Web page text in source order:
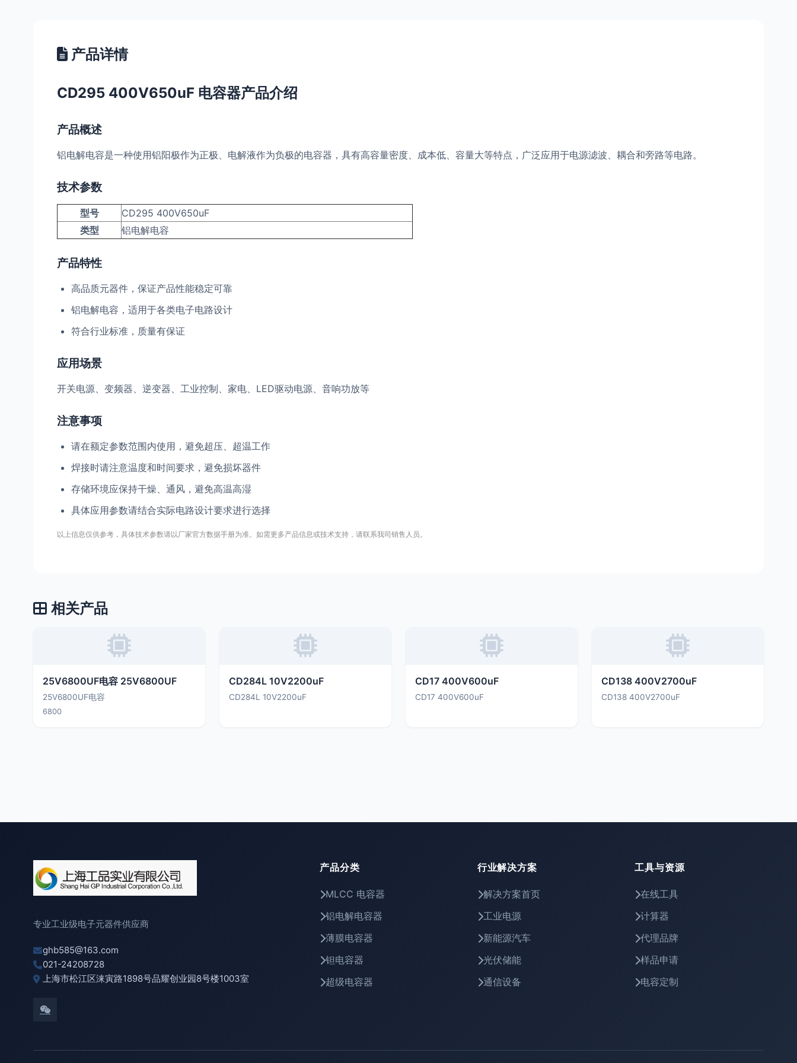
产品详情
CD295 400V650uF 电容器产品介绍
产品概述
铝电解电容是一种使用铝阳极作为正极、电解液作为负极的电容器，具有高容量密度、成本低、容量大等特点，广泛应用于电源滤波、耦合和旁路等电路。
技术参数
型号
CD295 400V650uF
类型
铝电解电容
产品特性
高品质元器件，保证产品性能稳定可靠
铝电解电容，适用于各类电子电路设计
符合行业标准，质量有保证
应用场景
开关电源、变频器、逆变器、工业控制、家电、LED驱动电源、音响功放等
注意事项
请在额定参数范围内使用，避免超压、超温工作
焊接时请注意温度和时间要求，避免损坏器件
存储环境应保持干燥、通风，避免高温高湿
具体应用参数请结合实际电路设计要求进行选择
以上信息仅供参考，具体技术参数请以厂家官方数据手册为准。如需更多产品信息或技术支持，请联系我司销售人员。
相关产品
25V6800UF电容 25V6800UF
25V6800UF电容
6800
CD284L 10V2200uF
CD284L 10V2200uF
CD17 400V600uF
CD17 400V600uF
CD138 400V2700uF
CD138 400V2700uF
专业工业级电子元器件供应商
ghb585@163.com
021-24208728
上海市松江区涞寅路1898号品耀创业园8号楼1003室
产品分类
MLCC 电容器
铝电解电容器
薄膜电容器
钽电容器
超级电容器
行业解决方案
解决方案首页
工业电源
新能源汽车
光伏储能
通信设备
工具与资源
在线工具
计算器
代理品牌
样品申请
电容定制